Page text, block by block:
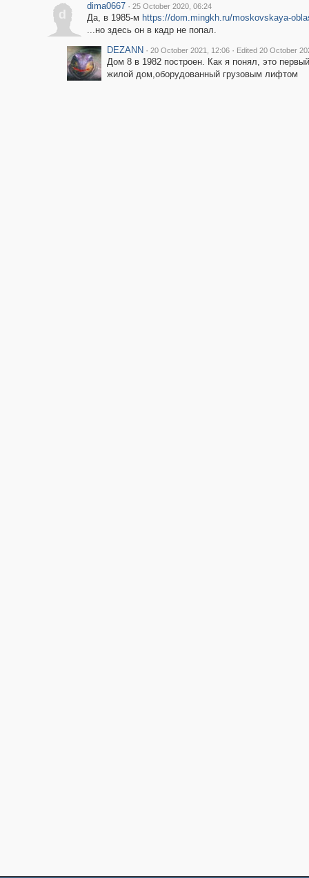
d
dima0667 · 25 October 2020, 06:24
Да, в 1985-м https://dom.mingkh.ru/moskovskaya-
...но здесь он в кадр не попал.
DEZANN · 20 October 2021, 12:06 · Edited 20 October
Дом 8 в 1982 построен. Как я понял, это
жилой дом,оборудованный грузовым лифтом